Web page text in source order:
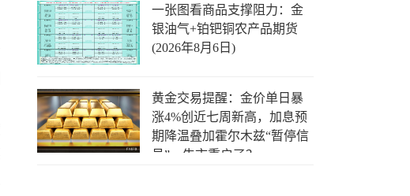
一张图看商品支撑阻力：金
银油气+铂钯铜农产品期货
(2026年8月6日)
黄金交易提醒：金价单日暴
涨4%创近七周新高，加息预
期降温叠加霍尔木兹“暂停信
号”，牛市重启了？